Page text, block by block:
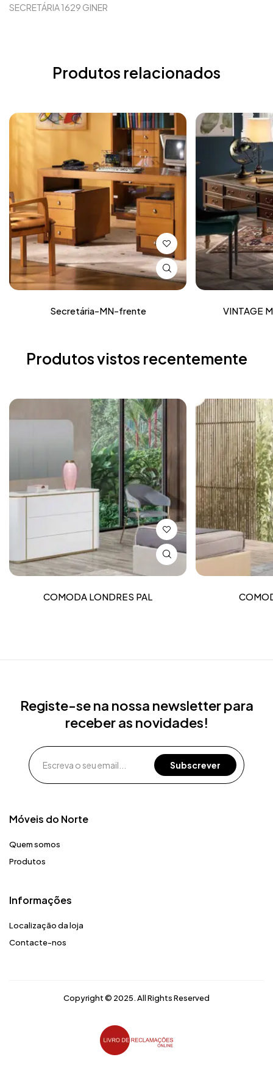
SECRETÁRIA 1629 GINER
Produtos relacionados
Secretária-MN-frente VINTAGE
Produtos vistos recentemente
COMODA LONDRES PAL
Móveis do Norte​
Quem somos
Produtos
Registe-se na nossa newsletter para
receber as novidades!
Informações
Localização da loja
Contacte-nos
Copyright © 2025. All Rights Reserved